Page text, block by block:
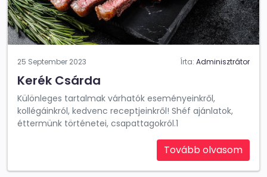
25 September 2023 Írta: Adminisztrátor
Kerék Csárda
Különleges tartalmak várhatók eseményeinkről,
kollégáinkról, kedvenc receptjeinkről! Shéf ajánlatok,
éttermünk történetei, csapattagokról.1
Tovább olvasom